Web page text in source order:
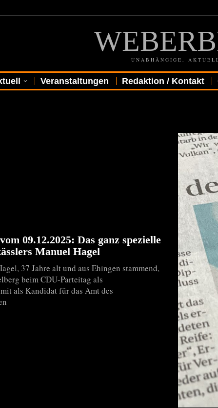
UNABHÄNGIGE,
Veranstaltungen Redaktion / Kontakt
09.12.2025: Das ganz spezielle
Manuel Hagel
37 Jahre alt und aus Ehingen stammend,
beim CDU-Parteitag als
als Kandidat für das Amt des